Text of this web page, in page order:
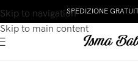
Skip to navigation
Skip to main content
SPEDIZIONE